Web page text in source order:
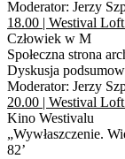
Moderator: Jerzy
18.00 | Westival
Człowiek w M
Społeczna strona
Dyskusja
Moderator: Jerzy
20.00 | Westival
Kino Westivalu
„Wywłaszczenie.
82’